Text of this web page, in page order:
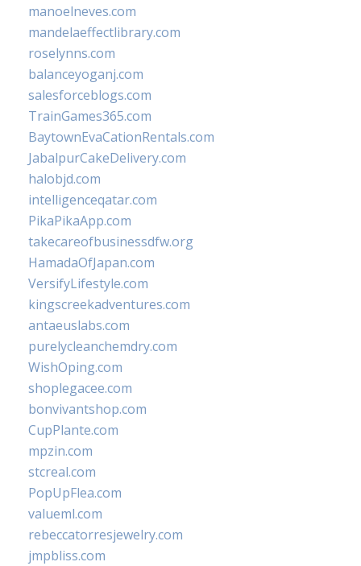
manoelneves.com
mandelaeffectlibrary.com
roselynns.com
balanceyoganj.com
salesforceblogs.com
TrainGames365.com
BaytownEvaCationRentals.com
JabalpurCakeDelivery.com
halobjd.com
intelligenceqatar.com
PikaPikaApp.com
takecareofbusinessdfw.org
HamadaOfJapan.com
VersifyLifestyle.com
kingscreekadventures.com
antaeuslabs.com
purelycleanchemdry.com
WishOping.com
shoplegacee.com
bonvivantshop.com
CupPlante.com
mpzin.com
stcreal.com
PopUpFlea.com
valueml.com
rebeccatorresjewelry.com
jmpbliss.com